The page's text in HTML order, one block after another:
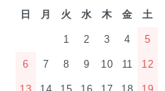
日 月 火 水 木 金 土
1 2 3 4 5
6 7 8 9 10 11 12